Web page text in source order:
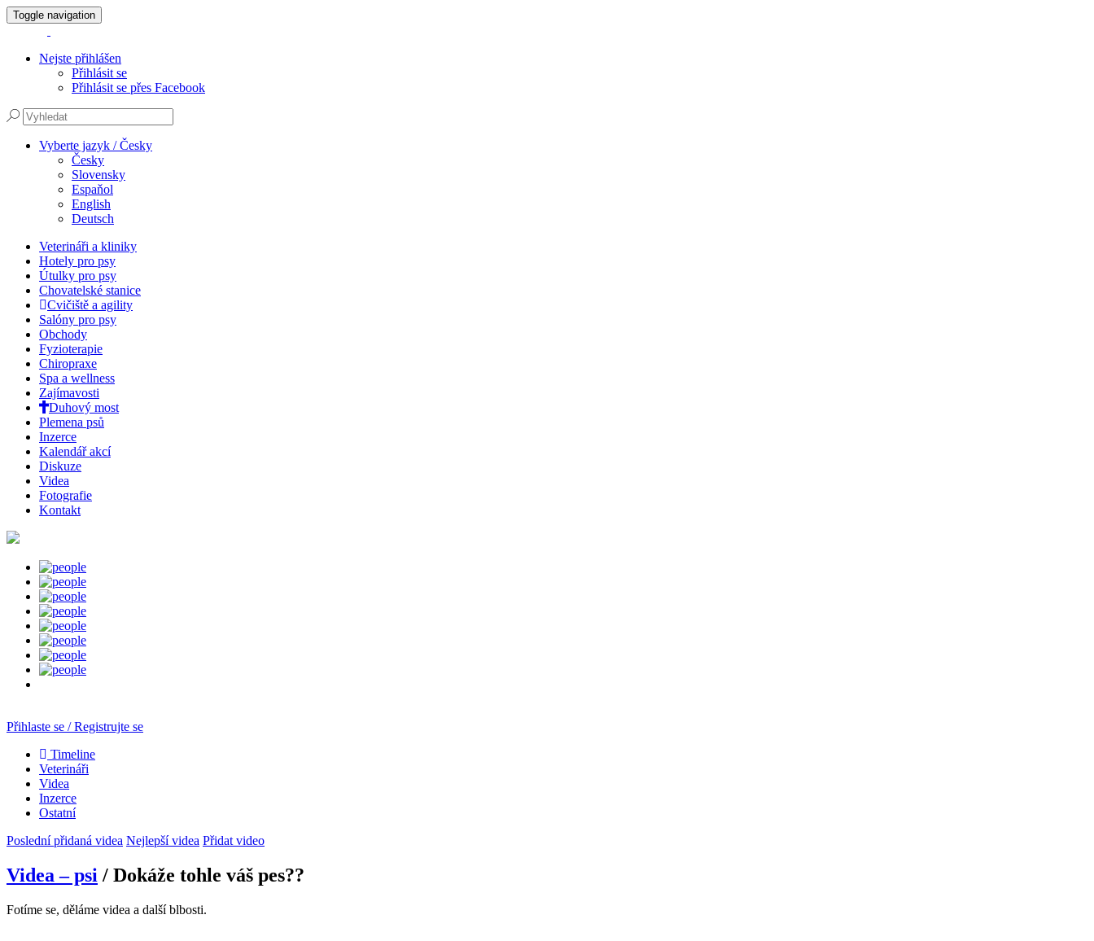
Toggle navigation
Nejste přihlášen
Přihlásit se
Přihlásit se přes Facebook
Vyberte jazyk / Česky
Česky
Slovensky
Espaňol
English
Deutsch
Veterináři a kliniky
Hotely pro psy
Útulky pro psy
Chovatelské stanice
Cvičiště a agility
Salóny pro psy
Obchody
Fyzioterapie
Chiropraxe
Spa a wellness
Zajímavosti
Duhový most
Plemena psů
Inzerce
Kalendář akcí
Diskuze
Videa
Fotografie
Kontakt
Přihlaste se / Registrujte se
Timeline
Veterináři
Videa
Inzerce
Ostatní
Poslední přidaná videa Nejlepší videa Přidat video
Videa – psi / Dokáže tohle váš pes??
Fotíme se, děláme videa a další blbosti.